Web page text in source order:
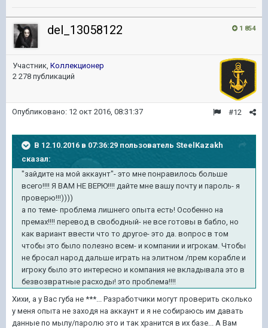
1 854
del_13058122
Участник, Коллекционер
2 278 публикаций
#12
Опубликовано: 12 окт 2016, 08:31:37
В 12.10.2016 в 07:36:29 пользователь SteelKazakh
сказал:
"зайдите на мой аккаунт"- это мне понравилось больше
всего!!!! Я ВАМ НЕ ВЕРЮ!!!! дайте мне вашу почту и пароль- я
проверю!!!))))
а по теме- проблема лишнего опыта есть! Особенно на
премах!!!! перевод в свободный- не все готовы в бабло, но
как вариант ввести что то другое- это да. вопрос в том
чтобы это было полезно всем- и компании и игрокам. Чтобы
не бросал народ дальше играть на элитном /прем корабле и
игроку было это интересно и компания не вкладывала это в
безвозвратные расходы! это проблема!!!!
Хихи, а у Вас губа не ***... Разработчики могут проверить сколько
у меня опыта не заходя на аккаунт и я не собираюсь им давать
данные по мылу/паролю это и так хранится в их базе... А Вам